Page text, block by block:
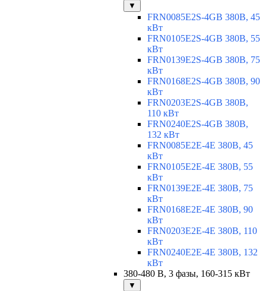
▼
FRN0085E2S-4GB 380В, 45
кВт
FRN0105E2S-4GB 380В, 55
кВт
FRN0139E2S-4GB 380В, 75
кВт
FRN0168E2S-4GB 380В, 90
кВт
FRN0203E2S-4GB 380В,
110 кВт
FRN0240E2S-4GB 380В,
132 кВт
FRN0085E2E-4E 380В, 45
кВт
FRN0105E2E-4E 380В, 55
кВт
FRN0139E2E-4E 380В, 75
кВт
FRN0168E2E-4E 380В, 90
кВт
FRN0203E2E-4E 380В, 110
кВт
FRN0240E2E-4E 380В, 132
кВт
380-480 В, 3 фазы, 160-315 кВт
▼